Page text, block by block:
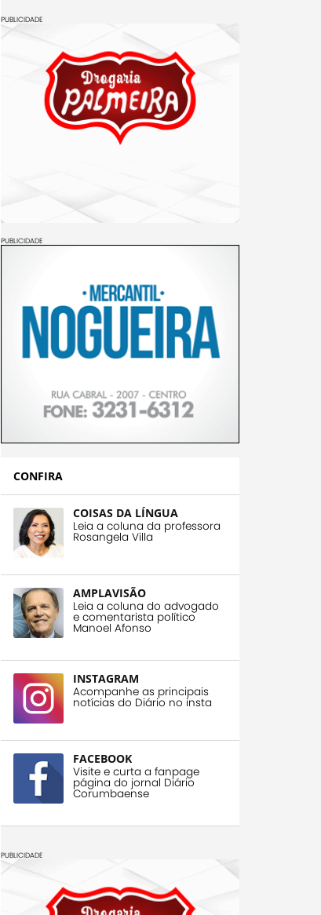
PUBLICIDADE
PUBLICIDADE
CONFIRA
COISAS DA LÍNGUA
Leia a coluna da professora
Rosangela Villa
AMPLAVISÃO
Leia a coluna do advogado
e comentarista político
Manoel Afonso
INSTAGRAM
Acompanhe as principais
notícias do Diário no insta
FACEBOOK
Visite e curta a fanpage
página do jornal Diário
Corumbaense
PUBLICIDADE